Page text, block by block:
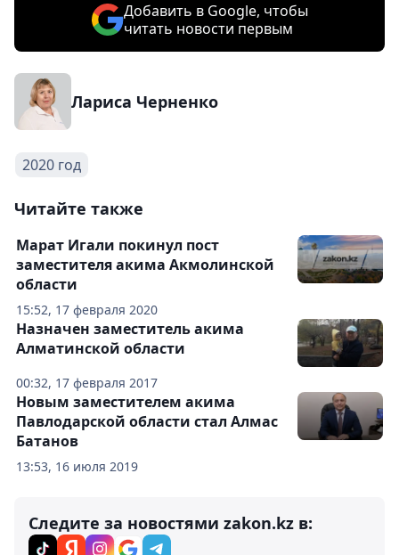
Добавить в Google, чтобы
читать новости первым
Лариса Черненко
2020 год
Читайте также
15:52, 17 февраля 2020
Марат Игали покинул пост
заместителя акима Акмолинской
области
00:32, 17 февраля 2017
Назначен заместитель акима
Алматинской области
13:53, 16 июля 2019
Новым заместителем акима
Павлодарской области стал Алмас
Батанов
Следите за новостями zakon.kz в: